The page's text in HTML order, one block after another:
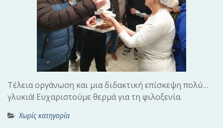
Τέλεια οργάνωση και μια διδακτική επίσκεψη πολύ…
γλυκιά! Ευχαριστούμε θερμά για τη φιλοξενία.
Χωρίς κατηγορία